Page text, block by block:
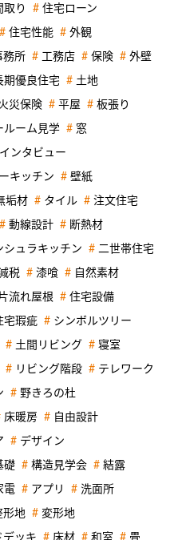
取り 住宅ローン
住宅性能 外観
務所 工務店 保険 外壁
期優良住宅 土地
災保険 平屋 板張り
ルーム見学 窓
インタビュー
キッチン 壁紙
垢材 タイル 注文住宅
動線設計 断熱材
シュラキッチン 二世帯住宅
税 漆喰 自然素材
流れ屋根 住宅設備
宅瑕疵 シンボルツリー
土間リビング 寝室
リビング階段 テレワーク
野きろの杜
床暖房 自由設計
デザイン
礎 構造見学会 結露
電 アプリ 洗面所
形地 変形地
デッキ 床材 和室 畳